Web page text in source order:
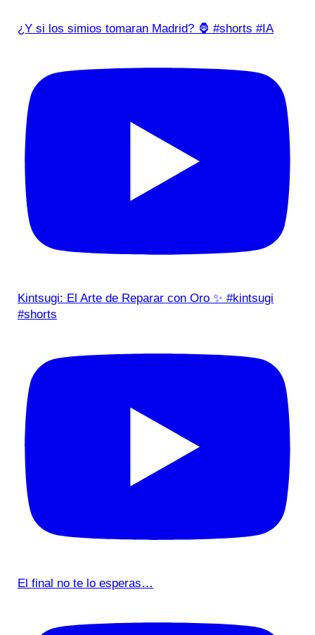
¿Y si los simios tomaran Madrid? 🦍 #shorts #IA
Kintsugi: El Arte de Reparar con Oro ✨ #kintsugi
#shorts
El final no te lo esperas…